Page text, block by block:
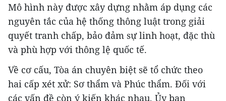
Mô hình này được xây dựng nhằm áp dụng các
nguyên tắc của hệ thống thông luật trong giải
quyết tranh chấp, bảo đảm sự linh hoạt, đặc thù
và phù hợp với thông lệ quốc tế.
Về cơ cấu, Tòa án chuyên biệt sẽ tổ chức theo
hai cấp xét xử: Sơ thẩm và Phúc thẩm. Đối với
các vấn đề còn ý kiến khác nhau, Ủy ban